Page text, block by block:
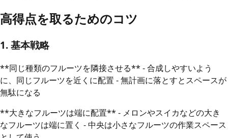
高得点を取るためのコツ
1. 基本戦略
**同じ種類のフルーツを隣接させる** - 合成しやすいよう
に、同じフルーツを近くに配置 - 無計画に落とすとスペースが
無駄になる
**大きなフルーツは端に配置** - メロンやスイカなどの大き
なフルーツは端に置く - 中央は小さなフルーツの作業スペース